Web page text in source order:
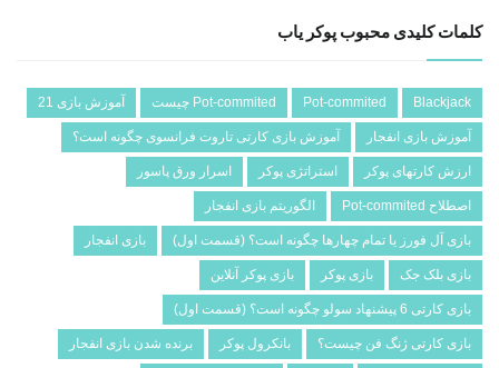
کلمات کلیدی محبوب پوکر یاب
Blackjack
Pot-commited Pot-commited چیست آموزش بازی 21
آموزش بازی انفجار آموزش بازی کارتی تاروت فرانسوی چگونه است؟
ارزش کارتهای پوکر استراتژی پوکر اسرار ورق پاسور
اصطلاح Pot-commited الگوریتم بازی انفجار
بازی آل فورز یا تمام چهارها چگونه است؟ (قسمت اول) بازی انفجار
بازی بلک جک بازی پوکر بازی پوکر آنلاین
بازی کارتی 6 پیشنهاد سولو چگونه است؟ (قسمت اول)
بازی کارتی ژنگ فن چیست؟ بانکرول پوکر برنده شدن بازی انفجار